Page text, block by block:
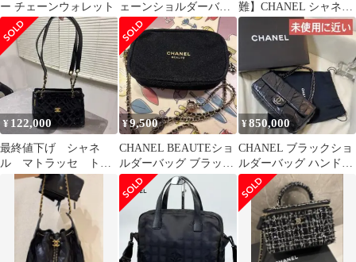
ー チェーンウォレット
ェーンショルダーバッ
グ パープル キャビ
アスキン
難】CHANEL シャネル
バニティケース ショル
ダーバック
¥ 122,000
最終値下げ シャネ
ル マトラッセ トー
トバッグ チェーンシ
ョルダー エナメル
¥9,500
CHANEL BEAUTEショ
ルダーバッグ ブラック
ノベルティ
¥850,000
CHANEL ブラックショ
ルダーバッグ ハンドバ
ッグマトラッセ キャ
ビアスキン